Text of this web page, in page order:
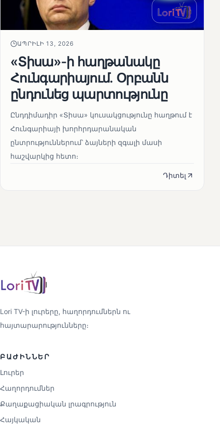
ԱՊՐԻԼԻ 13, 2026
«Տիսա»-ի հաղթանակը
Հունգարիայում․ Օրբանն
ընդունեց պարտությունը
Ընդդիմադիր «Տիսա» կուսակցությունը հաղթում է
Հունգարիայի խորհրդարանական
ընտրություններում՝ ձայների զգալի մասի
հաշվարկից հետո։
Դիտել
Lori TV-ի լուրերը, հաղորդումներն ու
հայտարարությունները։
ԲԱԺԻՆՆԵՐ
Լուրեր
Հաղորդումներ
Քաղաքացիական լրագրություն
Հայկական